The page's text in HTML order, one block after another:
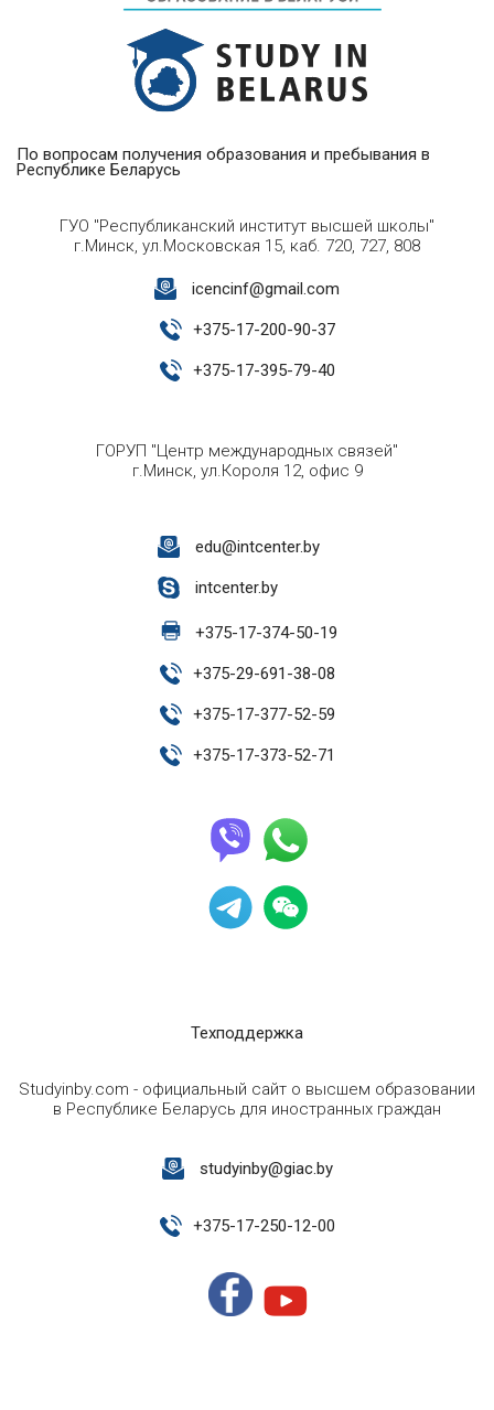
По вопросам получения образования и пребывания в
Республике Беларусь
ГУО "Республиканский институт высшей школы"
г.Минск, ул.Московская 15, каб. 720, 727, 808
icencinf@gmail.com
+375-17-200-90-37
+375-17-395-79-40
ГОРУП "Центр международных связей"
г.Минск, ул.Короля 12, офис 9
edu@intcenter.by
intcenter.by
+375-17-374-50-19
+375-29-691-38-08
+375-17-377-52-59
+375-17-373-52-71
Техподдержка
Studyinby.com - официальный сайт о высшем образовании
в Республике Беларусь для иностранных граждан
studyinby@giac.by
+375-17-250-12-00